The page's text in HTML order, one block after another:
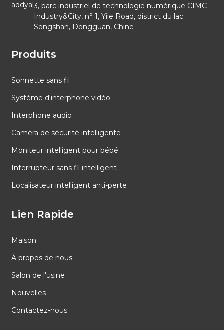
3, parc industriel de technologie numérique CIMC
Industry&City, n° 1, Yile Road, district du lac
Songshan, Dongguan, Chine
Produits
Sonnette sans fil
Système d'interphone vidéo
Interphone audio
Caméra de sécurité intelligente
Moniteur intelligent pour bébé
Interrupteur sans fil intelligent
Localisateur intelligent anti-perte
Lien Rapide
Maison
À propos de nous
Salon de l'usine
Nouvelles
Contactez-nous